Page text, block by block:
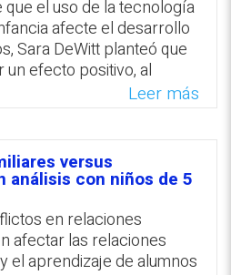
con sus propias
la niñez para que
en cuenta en futuras
Email
el uso de la ‎tecnología
afecte el desarrollo
Sara ‎DeWitt planteó que
efecto positivo, al
‎entre padres e hijos. La
televisiva infantil
paternos dificultan
beneficios del uso de
etapa preescolar. Si bien
razón de ser,
llevar por los
a los niños a usar las
y disfrutar de sus
Leer más
versus
análisis con niños de 5
en relaciones
afectar las relaciones
el aprendizaje de alumnos